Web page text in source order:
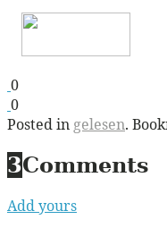
0
0
Posted in gelesen.
3Comments
Add yours